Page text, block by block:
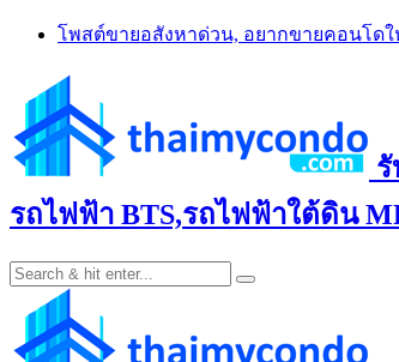
Skip
โพสต์ขายอสังหาด่วน, อยากขายคอนโด
รถไฟฟ้า BTS,รถไฟฟ้าใต้ดิน